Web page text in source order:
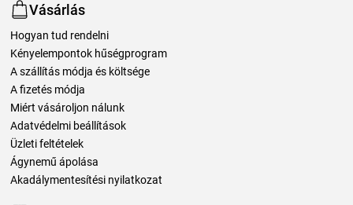
Vásárlás
Hogyan tud rendelni
Kényelempontok hűségprogram
A szállítás módja és költsége
A fizetés módja
Miért vásároljon nálunk
Adatvédelmi beállítások
Üzleti feltételek
Ágynemű ápolása
Akadálymentesítési nyilatkozat